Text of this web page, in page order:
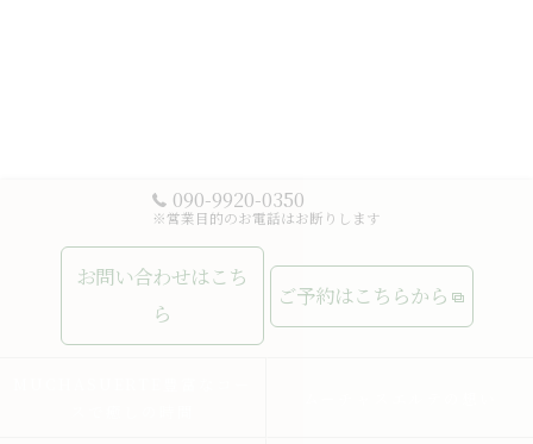
090-9920-0350
※営業目的のお電話はお断りします
お問い合わせはこち
ら
ご予約はこちらから